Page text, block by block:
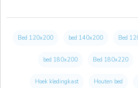
Bed 120x200 bed 140x200 Bed
bed 180x200 Bed 180x220
Hoek kledingkast Houten bed